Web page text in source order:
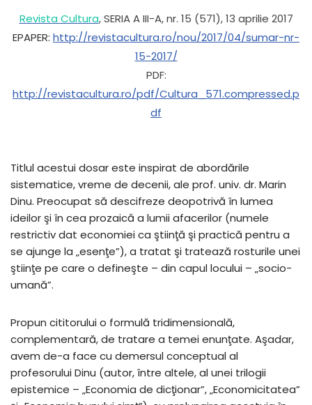
Revista Cultura, SERIA A III-A, nr. 15 (571), 13 aprilie 2017
EPAPER: http://revistacultura.ro/nou/2017/04/sumar-nr-
15-2017/
PDF:
http://revistacultura.ro/pdf/Cultura_571.compressed.p
df
Titlul acestui dosar este inspirat de abordările
sistematice, vreme de decenii, ale prof. univ. dr. Marin
Dinu. Preocupat să descifreze deopotrivă în lumea
ideilor şi în cea prozaică a lumii afacerilor (numele
restrictiv dat economiei ca ştiinţă şi practică pentru a
se ajunge la „esenţe”), a tratat şi tratează rosturile unei
ştiinţe pe care o defineşte – din capul locului – „socio-
umană”.
Propun cititorului o formulă tridimensională,
complementară, de tratare a temei enunţate. Aşadar,
avem de-a face cu demersul conceptual al
profesorului Dinu (autor, între altele, al unei trilogii
epistemice – „Economia de dicţionar”, „Economicitatea”